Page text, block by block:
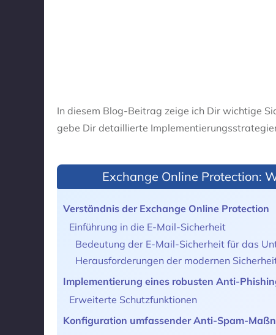
In diesem Blog-Beitrag zeige ich Dir wichtige
gebe Dir detaillierte
Exchange Online Protection:
Verständnis der Exchange Online Protection
Einführung in die E-Mail-Sicherheit
Bedeutung der E-Mail-Sicherheit für das
Herausforderungen der modernen
Implementierung eines robusten Anti-
Erweiterte Schutzfunktionen
Konfiguration umfassender Anti-Spam-